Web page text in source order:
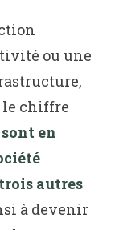
ou une
le chiffre
en
autres
à devenir